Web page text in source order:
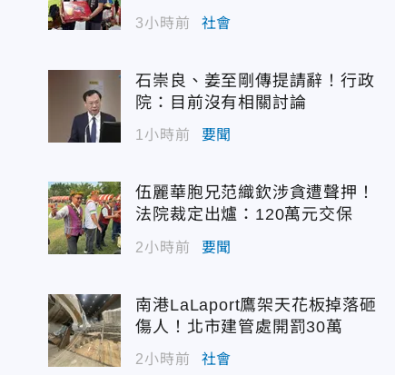
3小時前 社會
石崇良、姜至剛傳提請辭！行政
院：目前沒有相關討論
1小時前 要聞
伍麗華胞兄范織欽涉貪遭聲押！
法院裁定出爐：120萬元交保
2小時前 要聞
南港LaLaport鷹架天花板掉落砸
傷人！北市建管處開罰30萬
2小時前 社會